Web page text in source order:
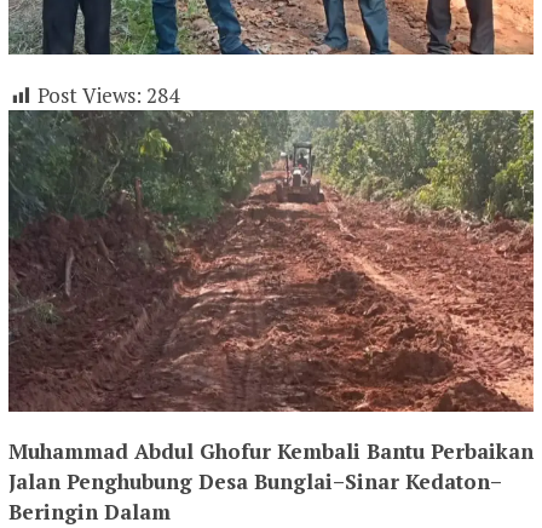
Post Views: 284
Muhammad Abdul Ghofur Kembali Bantu Perbaikan
Jalan Penghubung Desa Bunglai–Sinar Kedaton–
Beringin Dalam